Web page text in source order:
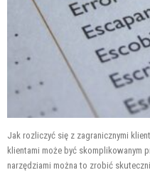
Jak rozliczyć się z zagranicznymi
klientami może być skomplikowanym
narzędziami można to zrobić